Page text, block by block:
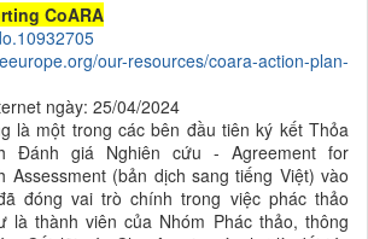
CoARA
our-resources/coara-action-plan-
ngày: 25/04/2024
là một trong các bên đầu tiên ký kết Thỏa
Đánh giá Nghiên cứu - Agreement for
Assessment (bản dịch sang tiếng Việt) vào
đóng vai trò chính trong việc phác thảo
là thành viên của Nhóm Phác thảo, thông